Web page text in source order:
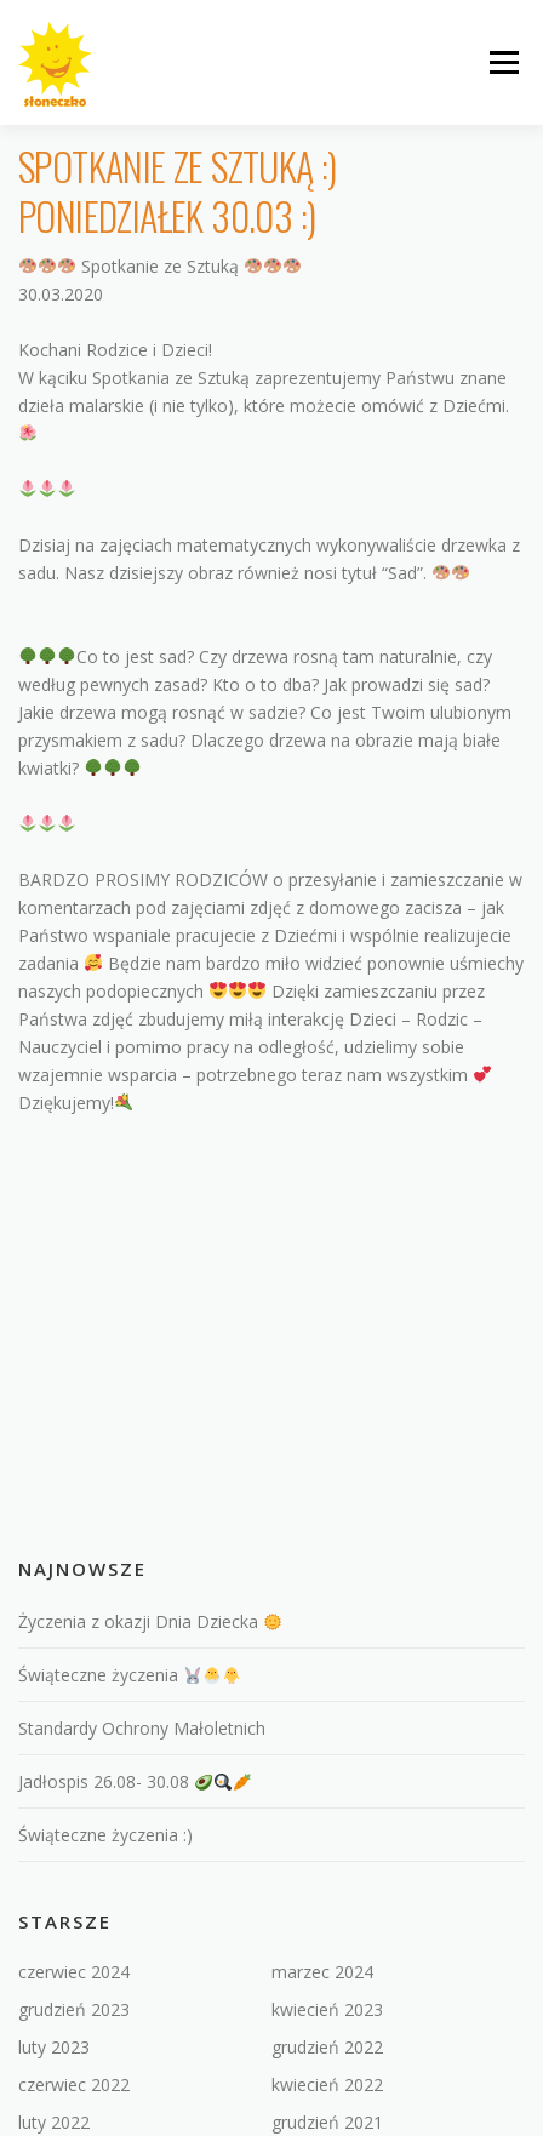
treści
Menu
KRZYWOUSTEGO AKTUALNOŚCI GALERIE
KONTAKT
SPOTKANIE ZE SZTUKĄ :)
PONIEDZIAŁEK 30.03 :)
Spotkanie ze Sztuką
30.03.2020
Kochani Rodzice i Dzieci!
W kąciku Spotkania ze Sztuką zaprezentujemy Państwu znane
dzieła malarskie (i nie tylko), które możecie omówić z Dziećmi.
Dzisiaj na zajęciach matematycznych wykonywaliście drzewka z
sadu. Nasz dzisiejszy obraz również nosi tytuł “Sad”.
Co to jest sad? Czy drzewa rosną tam naturalnie, czy
według pewnych zasad? Kto o to dba? Jak prowadzi się sad?
Jakie drzewa mogą rosnąć w sadzie? Co jest Twoim ulubionym
przysmakiem z sadu? Dlaczego drzewa na obrazie mają białe
kwiatki?
BARDZO PROSIMY RODZICÓW o przesyłanie i zamieszczanie w
komentarzach pod zajęciami zdjęć z domowego zacisza – jak
Państwo wspaniale pracujecie z Dziećmi i wspólnie realizujecie
zadania
Będzie nam bardzo miło widzieć ponownie uśmiechy
naszych podopiecznych
Dzięki zamieszczaniu przez
Państwa zdjęć zbudujemy miłą interakcję Dzieci – Rodzic –
Nauczyciel i pomimo pracy na odległość, udzielimy sobie
wzajemnie wsparcia – potrzebnego teraz nam wszystkim
Dziękujemy!
NAJNOWSZE
Życzenia z okazji Dnia Dziecka
Świąteczne życzenia
Standardy Ochrony Małoletnich
Jadłospis 26.08- 30.08
Świąteczne życzenia :)
STARSZE
czerwiec 2024
marzec 2024
grudzień 2023
kwiecień 2023
luty 2023
grudzień 2022
czerwiec 2022
kwiecień 2022
luty 2022
grudzień 2021